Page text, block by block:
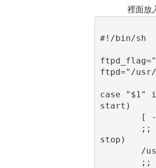
裡面放入
#!/bin/sh
ftpd="/
case "$1"
start)
[
        ;;
stop)
/
        ;;